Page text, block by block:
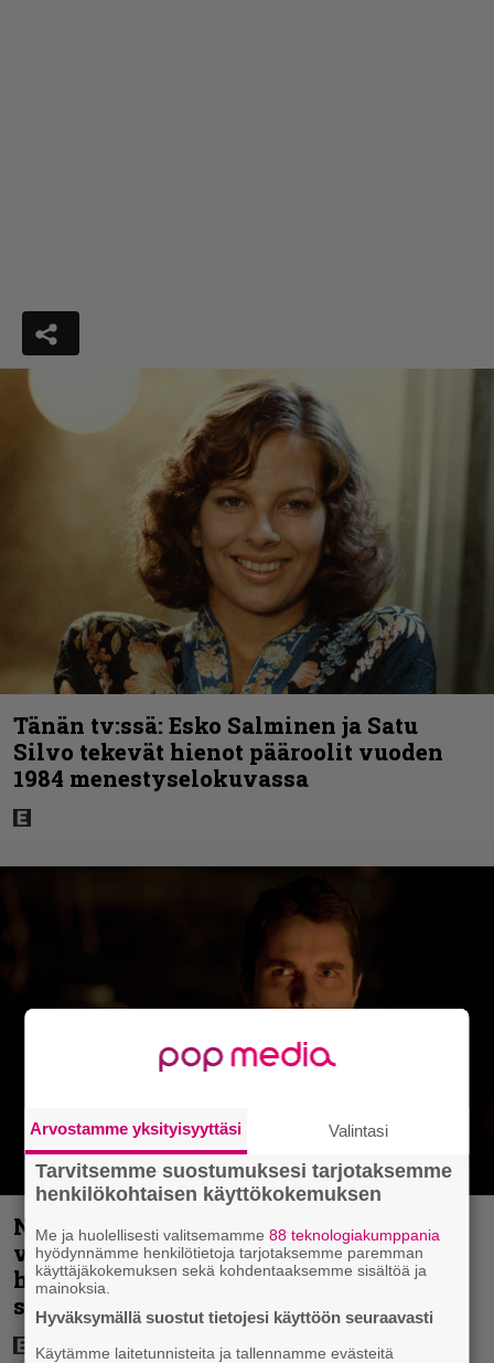
Tänän tv:ssä: Esko Salminen ja Satu
Silvo tekevät hienot pääroolit vuoden
1984 menestyselokuvassa
Nyt Netflixissä: Christopher Nolanin
viiden tähden mysteerileffa – ”Huikean
hienosti kirjoitettu yllätyskäänteiden
sarja”
Arvostamme yksityisyyttäsi Valintasi
Tarvitsemme suostumuksesi tarjotaksemme
henkilökohtaisen käyttökokemuksen
Me ja huolellisesti valitsemamme88 teknologiakumppania
hyödynnämme henkilötietoja tarjotaksemme paremman
käyttäjäkokemuksen sekä kohdentaaksemme sisältöä ja
mainoksia.
Hyväksymällä suostut tietojesi käyttöön seuraavasti
Käytämme laitetunnisteita ja tallennamme evästeitä